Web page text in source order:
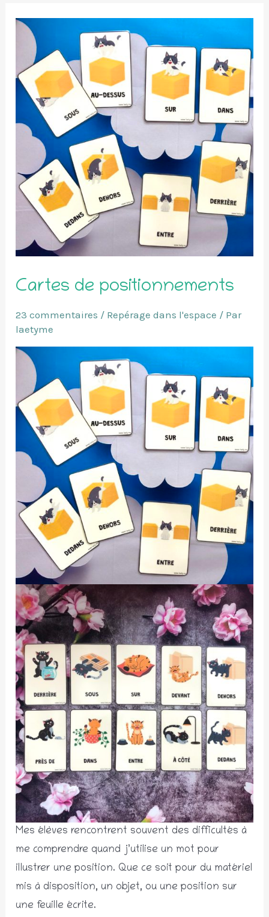
Cartes de positionnements
23 commentaires / Repérage dans l'espace / Par
laetyme
Mes élèves rencontrent souvent des difficultés à
me comprendre quand j’utilise un mot pour
illustrer une position. Que ce soit pour du matériel
mis à disposition, un objet, ou une position sur
une feuille écrite.